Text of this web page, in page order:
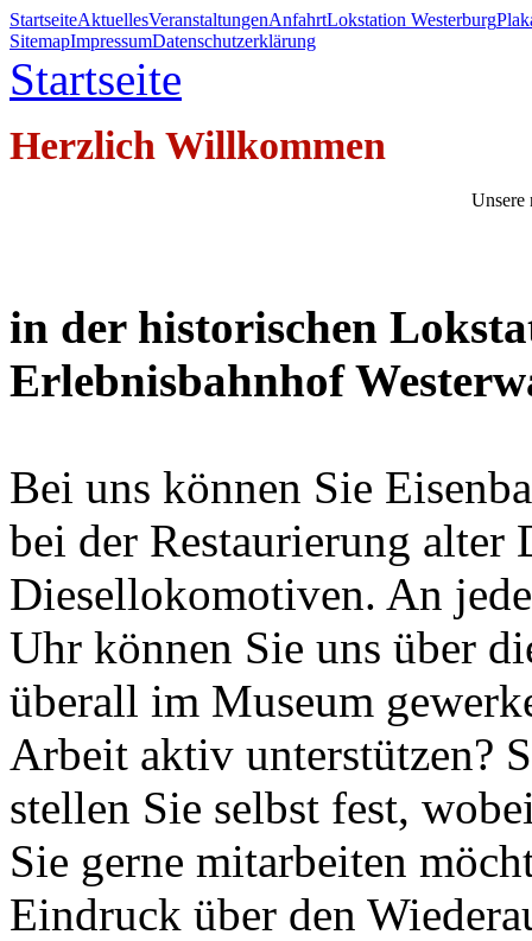
StartseiteAktuellesVeranstaltungenAnfahrtLokstation Westerburg
SitemapImpressumDatenschutzerklärung
Startseite
Herzlich Willkommen
Unsere
in der historischen
Erlebnisbahnhof
Bei uns können Sie
bei der Restaurierung
Diesellokomotiven. An
Uhr können Sie uns über
überall im Museum
Arbeit aktiv unterstützen?
stellen Sie selbst fest,
Sie gerne mitarbeiten
Eindruck über den